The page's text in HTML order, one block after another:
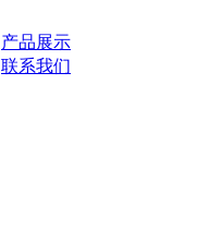
产品展示
联系我们